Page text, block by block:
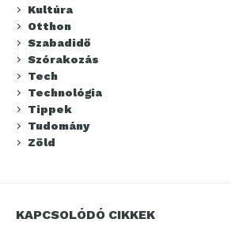
Kultúra
Otthon
Szabadidő
Szórakozás
Tech
Technológia
Tippek
Tudomány
Zöld
KAPCSOLÓDÓ CIKKEK